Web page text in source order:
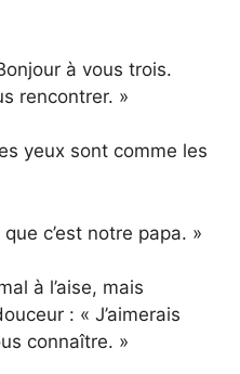
à vous trois.
rencontrer. »
yeux sont comme les
c’est notre papa. »
à l’aise, mais
: « J’aimerais
connaître. »